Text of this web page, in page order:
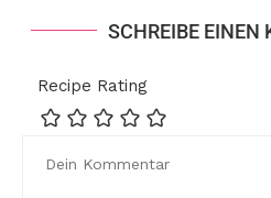
SCHREIBE EINEN
Recipe Rating